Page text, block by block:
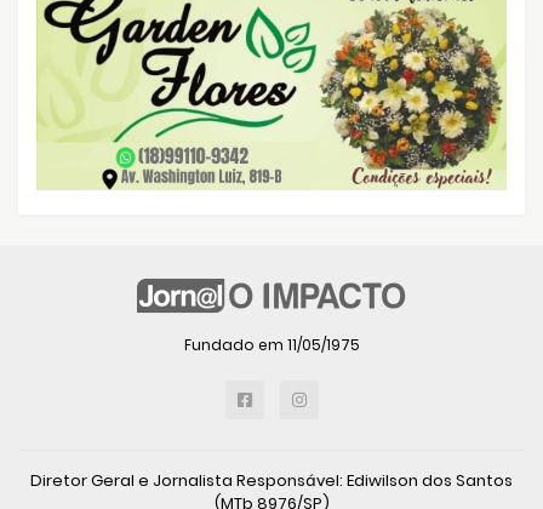
Fundado em 11/05/1975
Diretor Geral e Jornalista Responsável: Ediwilson dos Santos
(MTb 8976/SP)